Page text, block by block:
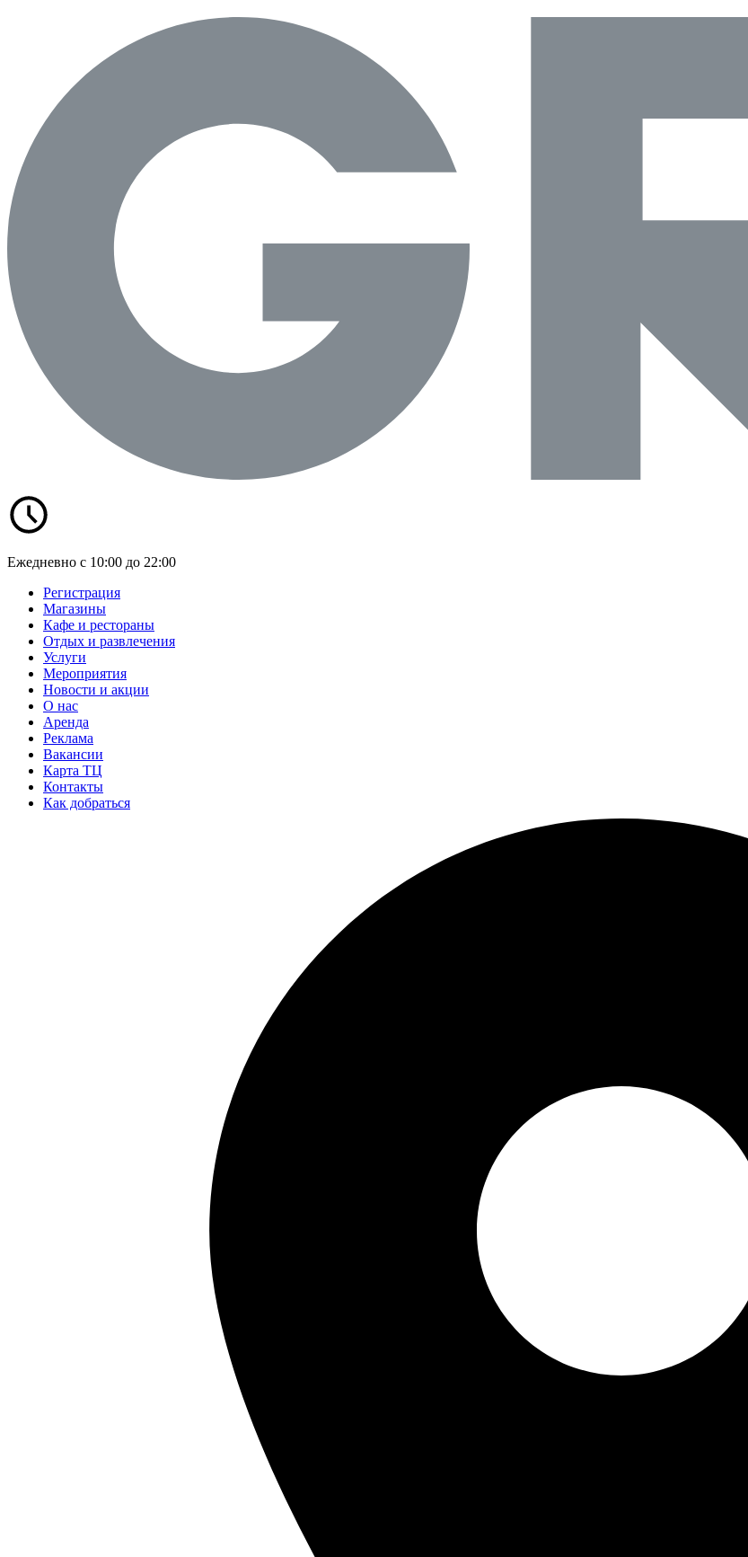
Ежедневно с 10:00 до 22:00
Регистрация
Магазины
Кафе и рестораны
Отдых и развлечения
Услуги
Мероприятия
Новости и акции
О нас
Аренда
Реклама
Вакансии
Карта ТЦ
Контакты
Как добраться